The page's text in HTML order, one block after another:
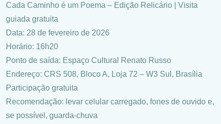
Cada Caminho é um Poema – Edição Relicário | Visita
guiada gratuita
Data: 28 de fevereiro de 2026
Horário: 16h20
Ponto de saída: Espaço Cultural Renato Russo
Endereço: CRS 508, Bloco A, Loja 72 – W3 Sul, Brasília
Participação gratuita
Recomendação: levar celular carregado, fones de ouvido e,
se possível, guarda-chuva